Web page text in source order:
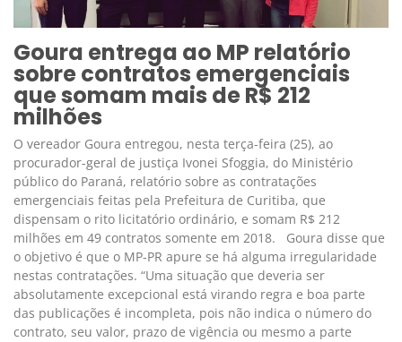
Goura entrega ao MP relatório
sobre contratos emergenciais
que somam mais de R$ 212
milhões
O vereador Goura entregou, nesta terça-feira (25), ao
procurador-geral de justiça Ivonei Sfoggia, do Ministério
público do Paraná, relatório sobre as contratações
emergenciais feitas pela Prefeitura de Curitiba, que
dispensam o rito licitatório ordinário, e somam R$ 212
milhões em 49 contratos somente em 2018. Goura disse que
o objetivo é que o MP-PR apure se há alguma irregularidade
nestas contratações. “Uma situação que deveria ser
absolutamente excepcional está virando regra e boa parte
das publicações é incompleta, pois não indica o número do
contrato, seu valor, prazo de vigência ou mesmo a parte